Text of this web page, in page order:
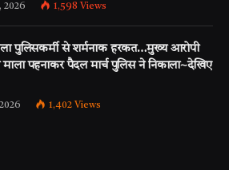
2026 1,598 Views
पुलिसकर्मी से शर्मनाक हरकत…मुख्य आरोपी
पहनाकर पैदल मार्च पुलिस ने निकाला~देखिए
1,402 Views